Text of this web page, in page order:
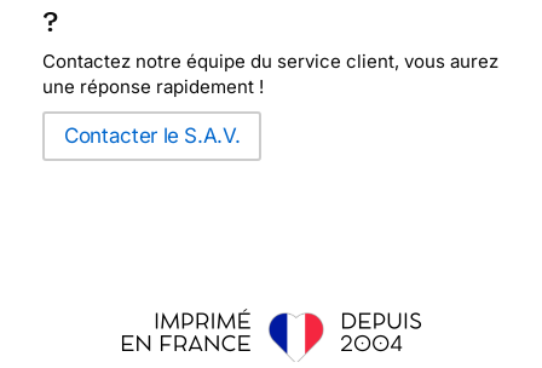
?
Contactez notre équipe du service client, vous aurez
une réponse rapidement !
Contacter le S.A.V.